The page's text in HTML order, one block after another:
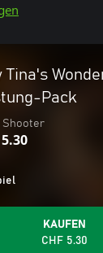
Tina's
Pack
Shooter
KAUFEN
CHF 5.30